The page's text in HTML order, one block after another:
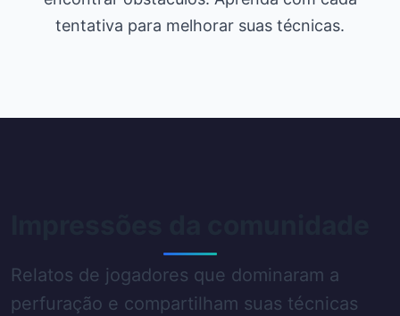
tentativa para melhorar suas técnicas.
Relatos de jogadores que dominaram a
perfuração e compartilham suas técnicas